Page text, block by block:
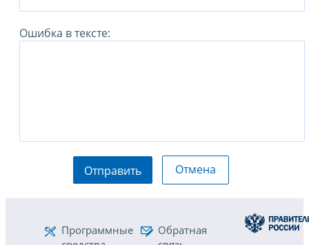
Ошибка в тексте:
Отправить Отмена
Программные
Обратная